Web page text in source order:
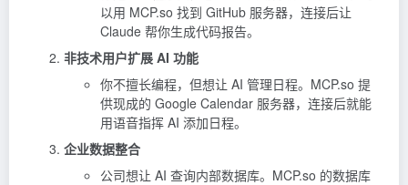
以用 MCP.so 找到 GitHub 服务器，连接后让
Claude 帮你生成代码报告。
非技术用户扩展 AI 功能
你不擅长编程，但想让 AI 管理日程。MCP.so 提
供现成的 Google Calendar 服务器，连接后就能
用语音指挥 AI 添加日程。
企业数据整合
公司想让 AI 查询内部数据库。MCP.so 的数据库